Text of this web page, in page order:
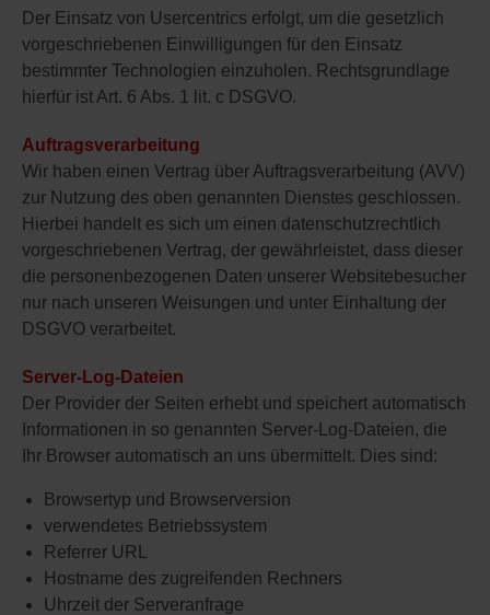
Der Einsatz von Usercentrics erfolgt, um die gesetzlich
vorgeschriebenen Einwilligungen für den Einsatz
bestimmter Technologien einzuholen. Rechtsgrundlage
hierfür ist Art. 6 Abs. 1 lit. c DSGVO.
Auftragsverarbeitung
Wir haben einen Vertrag über Auftragsverarbeitung (AVV)
zur Nutzung des oben genannten Dienstes geschlossen.
Hierbei handelt es sich um einen datenschutzrechtlich
vorgeschriebenen Vertrag, der gewährleistet, dass dieser
die personenbezogenen Daten unserer Websitebesucher
nur nach unseren Weisungen und unter Einhaltung der
DSGVO verarbeitet.
Server-Log-Dateien
Der Provider der Seiten erhebt und speichert automatisch
Informationen in so genannten Server-Log-Dateien, die
Ihr Browser automatisch an uns übermittelt. Dies sind:
Browsertyp und Browserversion
verwendetes Betriebssystem
Referrer URL
Hostname des zugreifenden Rechners
Uhrzeit der Serveranfrage